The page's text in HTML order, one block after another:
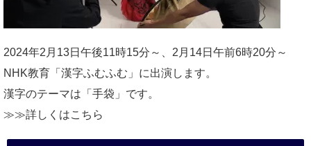
2024年2月13日午後11時15分～、2月14日午前6時20分～
NHK教育「漢字ふむふむ」に出演します。
漢字のテーマは「手袋」です。
≫≫詳しくはこちら